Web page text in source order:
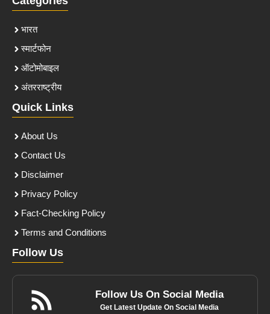
भारत
स्मार्टफोन
ऑटोमोबाइल
अंतरराष्ट्रीय
Quick Links
About Us
Contact Us
Disclaimer
Privacy Policy
Fact-Checking Policy
Terms and Conditions
Follow Us
Follow Us On Social Media
Get Latest Update On Social Media